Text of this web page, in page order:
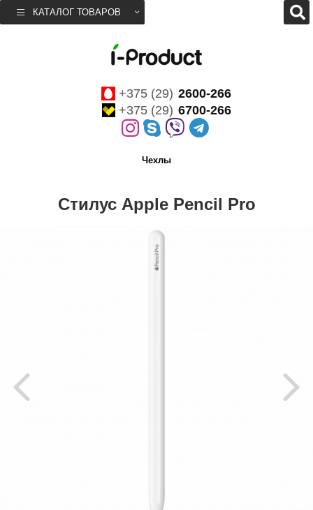
КАТАЛОГ ТОВАРОВ
+375 (29) 2600-266
+375 (29) 6700-266
Чехлы
Стилус Apple Pencil Pro